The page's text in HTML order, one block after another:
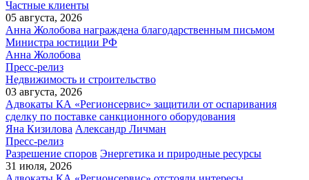
Частные клиенты
05 августа, 2026
Анна Жолобова награждена благодарственным письмом
Министра юстиции РФ
Анна Жолобова
Пресс-релиз
Недвижимость и строительство
03 августа, 2026
Адвокаты КА «Регионсервис» защитили от оспаривания
сделку по поставке санкционного оборудования
Яна Кизилова Александр Личман
Пресс-релиз
Разрешение споров Энергетика и природные ресурсы
31 июля, 2026